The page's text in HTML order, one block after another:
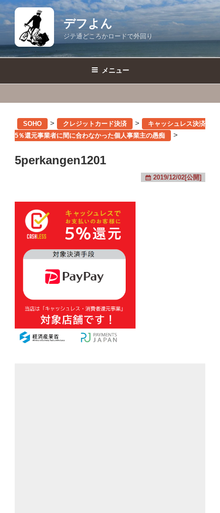
コ
ン
デフよん
ジテ通どころかロードで外回り
メニュー
SOHO > クレジットカード決済 >
キャッシュレス決済
5％還元事業者に間に合わなかった個人事業主の愚痴
>
5perkangen1201
2019/12/02[公開]